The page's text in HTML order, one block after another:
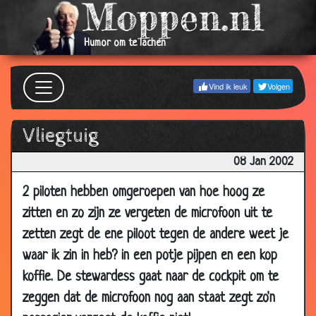
Humor om te lachen
Vind ik leuk Volgen
Vliegtuig
08 Jan 2002
2 piloten hebben omgeroepen van hoe hoog ze
zitten en zo zijn ze vergeten de microfoon uit te
zetten zegt de ene piloot tegen de andere weet je
waar ik zin in heb? in een potje pijpen en een kop
koffie. De stewardess gaat naar de cockpit om te
zeggen dat de microfoon nog aan staat zegt zo'n
25 Jan
2002
Bejaardentehuis
24 Jan
2002
Reincarnatie 3.48
24 Jan
2002
3.56
20 Jan
2002
Vrouwen
2002
19 Jan
2002
Huwlijkse voorwaarden 2.86
18 Jan
2002
Nieuwsgierig 3.88
16 Jan
Uit de mode! 3.61